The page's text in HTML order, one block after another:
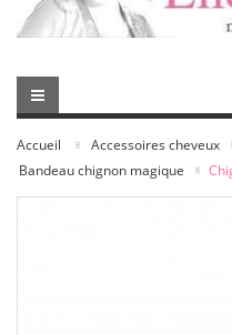
Accueil Accessoires cheveux
Bandeau chignon magique